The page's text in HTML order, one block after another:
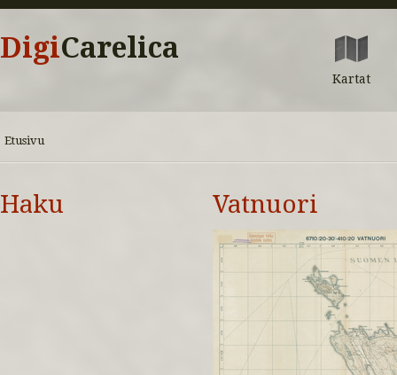
DigiCarelica
Kartat
Etusivu
Haku Vatnuori